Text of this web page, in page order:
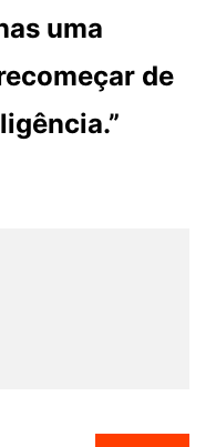
uma
de